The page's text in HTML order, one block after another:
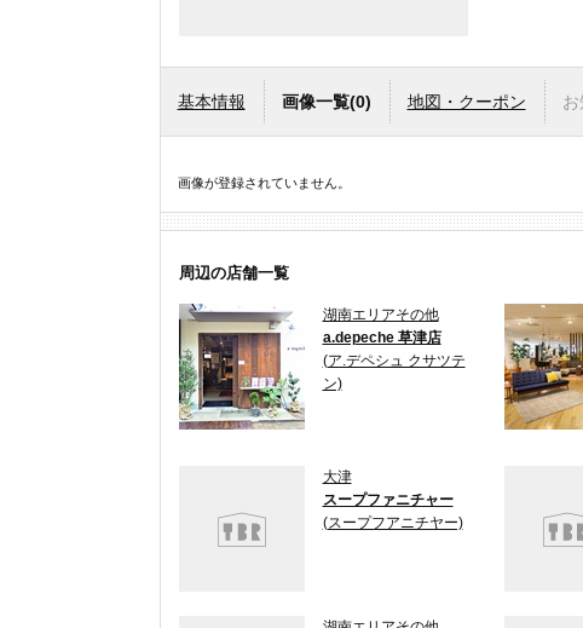
基本情報 画像一覧(0) 地図・クーポン
画像が登録されていません。
周辺の店舗一覧
湖南エリアその他
a.depeche 草津店
(ア.デペシュ クサツテ
ン)
大津
スープファニチャー
(スープフアニチヤー)